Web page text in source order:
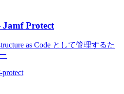
Protect
as Code として管理するた
protect